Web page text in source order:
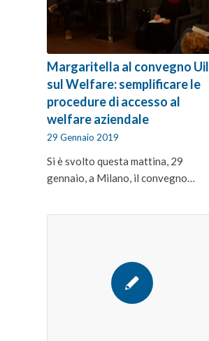
Margaritella al convegno Uil
sul Welfare: semplificare le
procedure di accesso al
welfare aziendale
29 Gennaio 2019
Si è svolto questa mattina, 29
gennaio, a Milano, il convegno…